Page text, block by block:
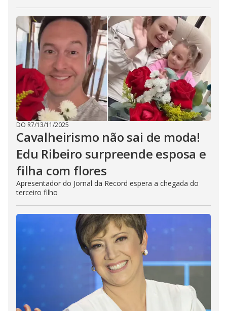
DO R7/13/11/2025
Cavalheirismo não sai de moda!
Edu Ribeiro surpreende esposa e
filha com flores
Apresentador do Jornal da Record espera a chegada do
terceiro filho